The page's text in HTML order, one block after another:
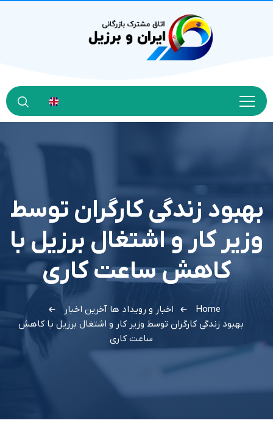
بهبود زندگی کارگران توسط
وزیر کار و اشتغال برزیل با
کاهش ساعت کاری
Home اخبار و رویداد ها آخرین اخبار
بهبود زندگی کارگران توسط وزیر کار و اشتغال برزیل با کاهش
ساعت کاری